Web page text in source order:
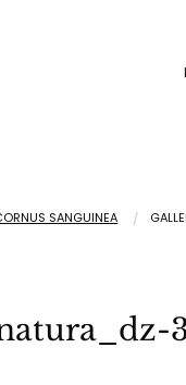
SANGUINEA